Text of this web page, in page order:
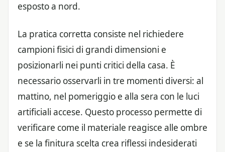
esposto a nord.
La pratica corretta consiste nel richiedere
campioni fisici di grandi dimensioni e
posizionarli nei punti critici della casa. È
necessario osservarli in tre momenti diversi: al
mattino, nel pomeriggio e alla sera con le luci
artificiali accese. Questo processo permette di
verificare come il materiale reagisce alle ombre
e se la finitura scelta crea riflessi indesiderati